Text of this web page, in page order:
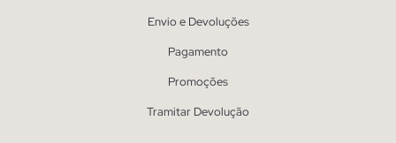
Envio e Devoluções
Pagamento
Promoções
Tramitar Devolução